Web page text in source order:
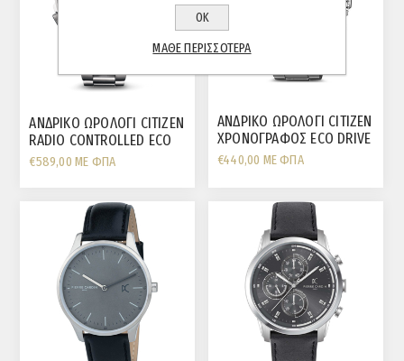
ΑΝΔΡΙΚΟ ΩΡΟΛΟΓΙ CITIZEN
RADIO CONTROLLED ECO
DRIVE ΤΙΤΑΝΙΟ ΖΑΦΕΙΡΙ
€589,00 ΜΕ ΦΠΑ
ΑΝΔΡΙΚΟ ΩΡΟΛΟΓΙ CITIZEN
ΧΡΟΝΟΓΡΑΦΟΣ ECO DRIVE
SUPER TITANIUM ΖΑΦΕΙΡΙ
€440,00 ΜΕ ΦΠΑ
ΟΚ
ΜΆΘΕ ΠΕΡΙΣΣΌΤΕΡΑ